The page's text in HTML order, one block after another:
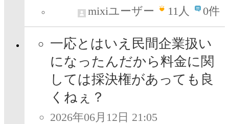
mixiユーザー
11人 0件
一応とはいえ民間企業扱い
になったんだから料金に関
しては採決権があっても良
くねぇ？
2026年06月12日 21:05